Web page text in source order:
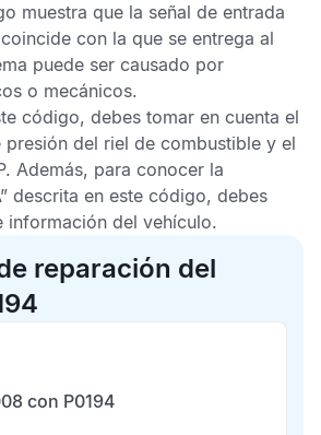
muestra que la señal de entrada
con la que se entrega al
puede ser causado por
o mecánicos.
código, debes tomar en cuenta el
del riel de combustible y el
. Además, para conocer la
descrita en este código, debes
información del vehículo.
reparación del
con P0194